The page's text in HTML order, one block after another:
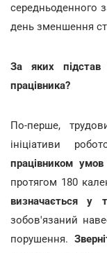
середньоденного
день зменшення
За яких підстав
працівника?
По-перше,
ініціативи
працівником умов
протягом 180
визначається у
зобов'язаний
порушення.